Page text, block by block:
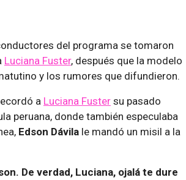
del programa se tomaron
Luciana Fuster, después que la modelo
y los rumores que difundieron.
a Luciana Fuster su pasado
peruana, donde también especulaba
Edson Dávila le mandó un misil a la
De verdad, Luciana, ojalá te dure